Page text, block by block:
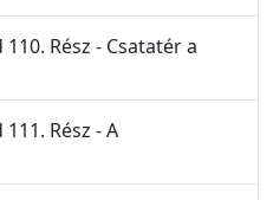
Rész - Csatatér a
Rész - A